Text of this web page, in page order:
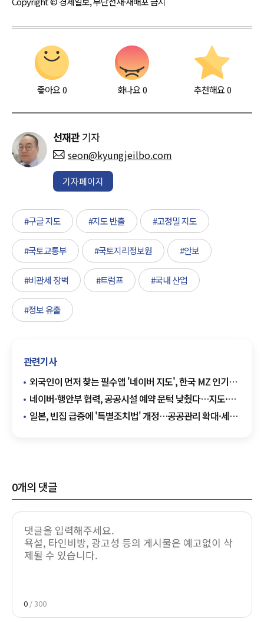
좋아요0 화나요0 추천해요 0
선재관 기자
seon@kyungjeilbo.com
기자페이지
#구글 지도 #지도 반출 #고정밀 지도
#국토교통부 #국토지리정보원 #안보
#비관세 장벽 #트럼프 #국내 산업
#정보 유출
관련기사
외국인이 먼저 찾는 필수앱 '네이버 지도', 한국 MZ 인기
핫플 소개하는 '비로컬' 캠페인 진행
네이버-행안부 협력, 공공시설 예약 문턱 낮췄다…지도·
플레이스 연동
일본, 빈집 급증에 '특별조치법' 개정…공공관리 확대·세제
0개의 댓글
0 / 300